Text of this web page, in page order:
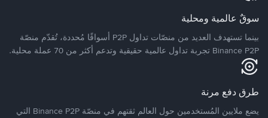
سوقٌ عالمية ومحلية
بينما تستهدف العديد من منصّات تداول P2P أسواقًا مُحددة، تُقدّم منصّة
Binance P2P تجربة تداول عالمية حقيقية وتدعم أكثر من 70 عملة محلية.
طرق دفع مرنة
يضع ملايين المُستخدمين حول العالم ثقتهم في منصّة Binance P2P التي